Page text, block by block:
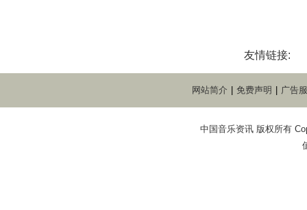
友情链接:
网站简介 免费声明 广告
中国音乐资讯 版权所有